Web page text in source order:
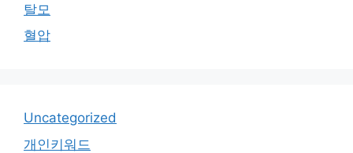
탈모
혈압
Uncategorized
개인키워드